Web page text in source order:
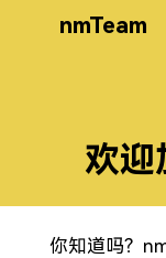
nmTeam
欢迎
你知道吗？